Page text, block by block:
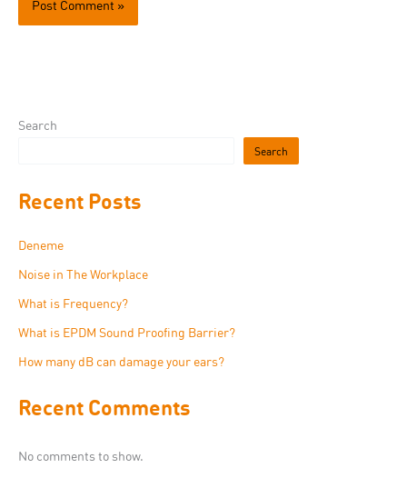
Search
Search
Recent Posts
Deneme
Noise in The Workplace
What is Frequency?
What is EPDM Sound Proofing Barrier?
How many dB can damage your ears?
Recent Comments
No comments to show.